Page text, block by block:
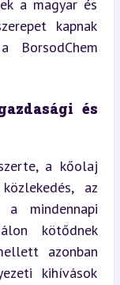
a magyar és
kapnak
BorsodChem
és
a kőolaj
az
mindennapi
kötődnek
azonban
kihívások